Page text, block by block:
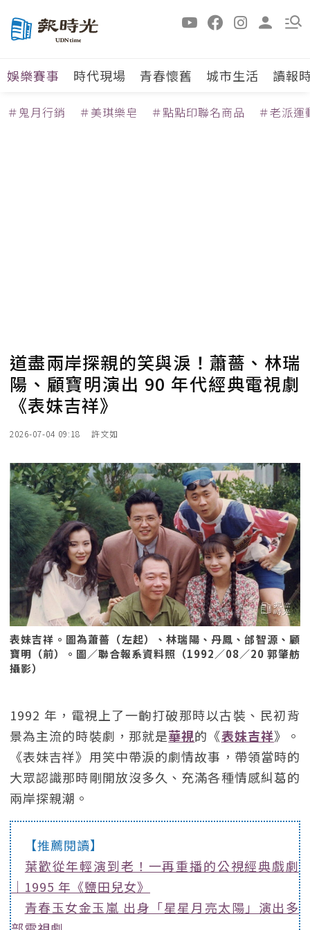
娛樂賽事 時代現場 青春懷舊 城市生活 讀報
＃鬼月行銷 ＃美琪樂皂 ＃點點印聯名商品 ＃老派運
道盡兩岸探親的笑與淚！蕭薔、林瑞
陽、顧寶明演出 90 年代經典電視劇
《表妹吉祥》
2026-07-04 09:18 許文如
表妹吉祥。圖為蕭薔（左起）、林瑞陽、丹鳳、邰智源、顧
寶明（前）。圖／聯合報系資料照（1992／08／20 郭肇舫
攝影）
1992 年，電視上了一齣打破那時以古裝、民初背
景為主流的時裝劇，那就是華視的《表妹吉祥》。
《表妹吉祥》用笑中帶淚的劇情故事，帶領當時的
大眾認識那時剛開放沒多久、充滿各種情感糾葛的
兩岸探親潮。
【推薦閱讀】
葉歡從年輕演到老！一再重播的公視經典戲劇
｜1995 年《鹽田兒女》
青春玉女金玉嵐 出身「星星月亮太陽」演出多